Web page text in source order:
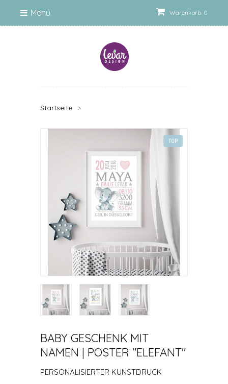
Warenkorb: 0
Menü
Startseite >
TOP
BABY GESCHENK MIT
NAMEN | POSTER "ELEFANT"
PERSONALISIERTER KUNSTDRUCK